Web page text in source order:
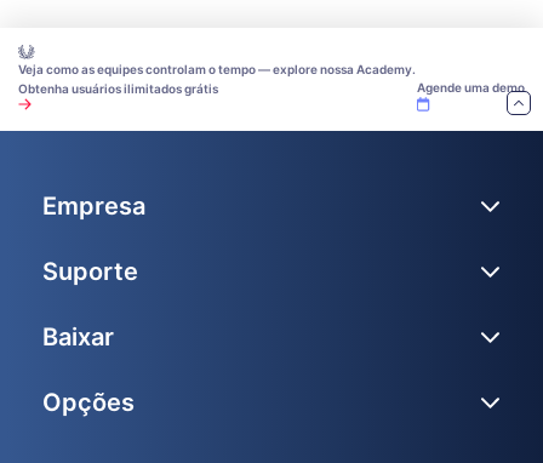
Veja como as equipes controlam o tempo — explore nossa Academy.
Obtenha usuários ilimitados grátis
Agende uma demo
Empresa
Suporte
Baixar
Opções